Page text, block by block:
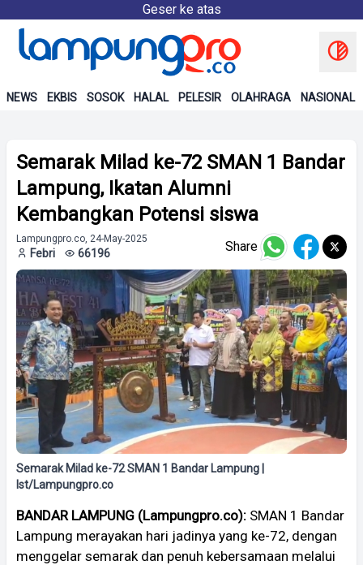
Geser ke atas
NEWS EKBIS SOSOK HALAL PELESIR OLAHRAGA NASIONAL
Semarak Milad ke-72 SMAN 1 Bandar
Lampung, Ikatan Alumni
Kembangkan Potensi siswa
Lampungpro.co, 24-May-2025
Febri 66196 Share
Semarak Milad ke-72 SMAN 1 Bandar Lampung |
Ist/Lampungpro.co
BANDAR LAMPUNG (Lampungpro.co): SMAN 1 Bandar
Lampung merayakan hari jadinya yang ke-72, dengan
menggelar semarak dan penuh kebersamaan melalui